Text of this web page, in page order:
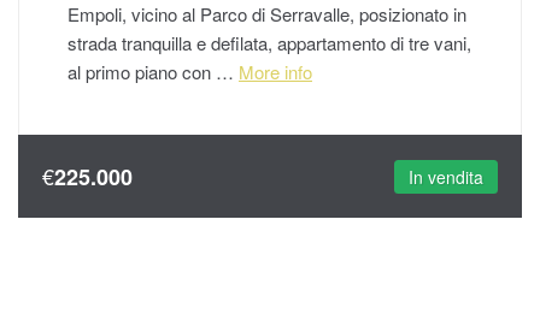
Empoli, vicino al Parco di Serravalle, posizionato in
strada tranquilla e defilata, appartamento di tre vani,
al primo piano con … More info
€225.000 In vendita